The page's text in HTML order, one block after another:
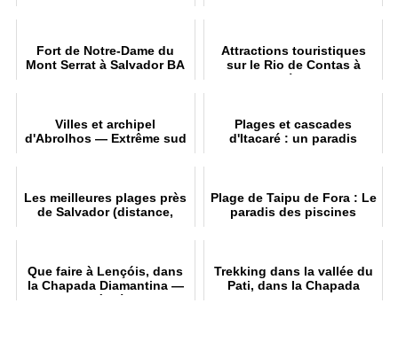
Fort de Notre-Dame du
Mont Serrat à Salvador BA
Attractions touristiques
sur le Rio de Contas à
Itacaré, Bahia
Villes et archipel
d'Abrolhos — Extrême sud
Plages et cascades
d'Itacaré : un paradis
Les meilleures plages près
de Salvador (distance,
Plage de Taipu de Fora : Le
paradis des piscines
Que faire à Lençóis, dans
la Chapada Diamantina —
15 sites à découvri
Trekking dans la vallée du
Pati, dans la Chapada